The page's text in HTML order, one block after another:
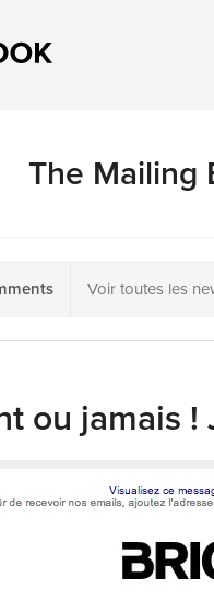
The Mailing
Voir toutes les
ou jamais !